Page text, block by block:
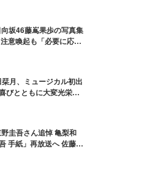
坂46藤嶌果歩の写真集
意喚起も「必要に応じ
月、ミュージカル初出
びとともに大変光栄」
圭吾さん追悼 亀梨和
手紙」再放送へ 佐藤隆